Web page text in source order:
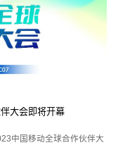
大会即将开幕
中国移动全球合作伙伴大